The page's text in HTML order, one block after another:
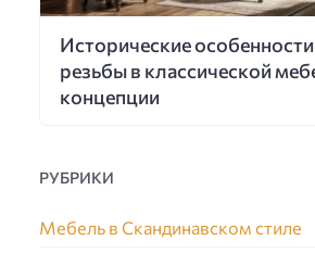
Исторические
резьбы в классической
концепции
РУБРИКИ
Мебель в Скандинавском стиле